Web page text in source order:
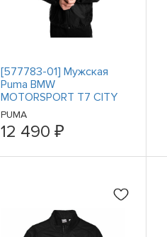
[577783-01] Мужская
Puma BMW
MOTORSPORT T7 CITY
RUNNER
PUMA
12 490 ₽